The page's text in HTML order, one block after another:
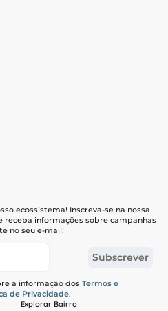
ecossistema! Inscreva-se na nossa
receba informações sobre campanhas
no seu e-mail!
Subscrever
a informação dos Termos e
de Privacidade.
Explorar Bairro